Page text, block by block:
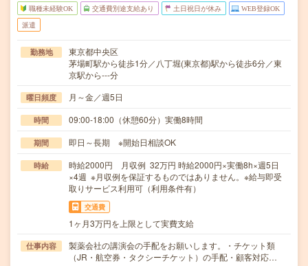
職種未経験OK 交通費別途支給あり 土日祝日が休み WEB登録OK
派遣
勤務地
東京都中央区
茅場町駅から徒歩1分／八丁堀(東京都)駅から徒歩6分／東
京駅から---分
曜日頻度 月～金／週5日
時間 09:00-18:00（休憩60分）実働8時間
期間 即日～長期 ※開始日相談OK
時給
時給2000円 月収例 32万円 時給2000円×実働8h×週5日
×4週 ※月収例を保証するものではありません。※給与即受
取りサービス利用可（利用条件有）
交通費
1ヶ月3万円を上限として実費支給
仕事内容
製薬会社の講演会の手配をお願いします。・チケット類
（JR・航空券・タクシーチケット）の手配・顧客対応…